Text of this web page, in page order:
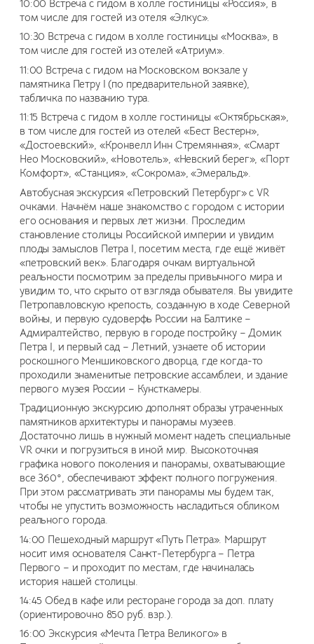
10:00 Встреча с гидом в холле гостиницы «Россия», в
том числе для гостей из отеля «Элкус».
10:30 Встреча с гидом в холле гостиницы «Москва», в
том числе для гостей из отелей «Атриум».
11:00 Встреча с гидом на Московском вокзале у
памятника Петру I (по предварительной заявке),
табличка по названию тура.
11:15 Встреча с гидом в холле гостиницы «Октябрьская»,
в том числе для гостей из отелей «Бест Вестерн»,
«Достоевский», «Кронвелл Инн Стремянная», «Смарт
Нео Московский», «Новотель», «Невский берег», «Порт
Комфорт», «Станция», «Сокрома», «Эмеральд».
Автобусная экскурсия «Петровский Петербург» с VR
очками. Начнём наше знакомство с городом с истории
его основания и первых лет жизни. Проследим
становление столицы Российской империи и увидим
плоды замыслов Петра I, посетим места, где ещё живёт
«петровский век». Благодаря очкам виртуальной
реальности посмотрим за пределы привычного мира и
увидим то, что скрыто от взгляда обывателя. Вы увидите
Петропавловскую крепость, созданную в ходе Северной
войны, и первую судоверфь России на Балтике –
Адмиралтейство, первую в городе постройку – Домик
Петра I, и первый сад – Летний, узнаете об истории
роскошного Меншиковского дворца, где когда-то
проходили знаменитые петровские ассамблеи, и здание
первого музея России – Кунсткамеры.
Традиционную экскурсию дополнят образы утраченных
памятников архитектуры и панорамы музеев.
Достаточно лишь в нужный момент надеть специальные
VR очки и погрузиться в иной мир. Высокоточная
графика нового поколения и панорамы, охватывающие
все 360°, обеспечивают эффект полного погружения.
При этом рассматривать эти панорамы мы будем так,
чтобы не упустить возможность насладиться обликом
реального города.
14:00 Пешеходный маршрут «Путь Петра». Маршрут
носит имя основателя Санкт-Петербурга – Петра
Первого – и проходит по местам, где начиналась
история нашей столицы.
14:45 Обед в кафе или ресторане города за доп. плату
(ориентировочно 850 руб. взр.).
16:00 Экскурсия «Мечта Петра Великого» в